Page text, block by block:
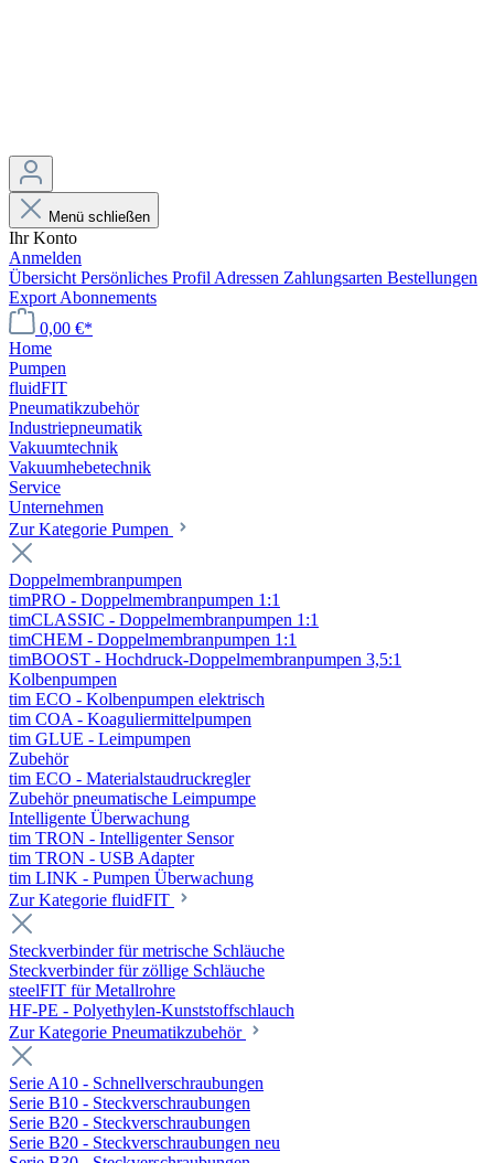
Menü schließen
Ihr Konto
Anmelden
Übersicht Persönliches Profil Adressen Zahlungsarten Bestellungen
Export Abonnements
0,00 €*
Home
Pumpen
fluidFIT
Pneumatikzubehör
Industriepneumatik
Vakuumtechnik
Vakuumhebetechnik
Service
Unternehmen
Zur Kategorie Pumpen
Doppelmembranpumpen
timPRO - Doppelmembranpumpen 1:1
timCLASSIC - Doppelmembranpumpen 1:1
timCHEM - Doppelmembranpumpen 1:1
timBOOST - Hochdruck-Doppelmembranpumpen 3,5:1
Kolbenpumpen
tim ECO - Kolbenpumpen elektrisch
tim COA - Koaguliermittelpumpen
tim GLUE - Leimpumpen
Zubehör
tim ECO - Materialstaudruckregler
Zubehör pneumatische Leimpumpe
Intelligente Überwachung
tim TRON - Intelligenter Sensor
tim TRON - USB Adapter
tim LINK - Pumpen Überwachung
Zur Kategorie fluidFIT
Steckverbinder für metrische Schläuche
Steckverbinder für zöllige Schläuche
steelFIT für Metallrohre
HF-PE - Polyethylen-Kunststoffschlauch
Zur Kategorie Pneumatikzubehör
Serie A10 - Schnellverschraubungen
Serie B10 - Steckverschraubungen
Serie B20 - Steckverschraubungen
Serie B20 - Steckverschraubungen neu